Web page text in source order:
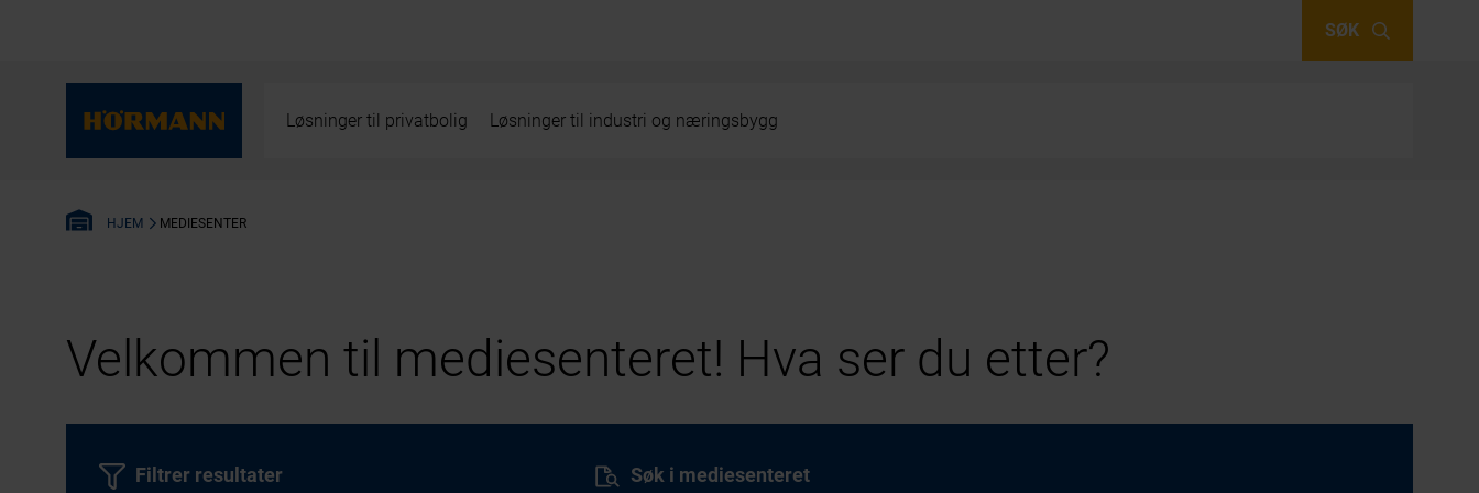
SØK
Løsninger til privatbolig Løsninger til industri og næringsbygg
HJEM MEDIESENTER
Velkommen til mediesenteret! Hva ser du etter?
Søk i mediesenteret
Filtrer resultater